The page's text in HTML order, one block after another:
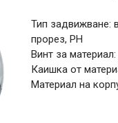
Тип задвижване:
прорез, PH
Винт за
Каишка от
Материал на